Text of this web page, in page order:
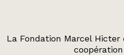
La Fondation Marcel